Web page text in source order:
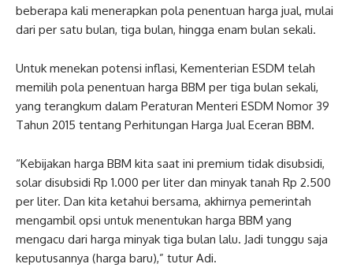
beberapa kali menerapkan pola penentuan harga jual, mulai
dari per satu bulan, tiga bulan, hingga enam bulan sekali.
Untuk menekan potensi inflasi, Kementerian ESDM telah
memilih pola penentuan harga BBM per tiga bulan sekali,
yang terangkum dalam Peraturan Menteri ESDM Nomor 39
Tahun 2015 tentang Perhitungan Harga Jual Eceran BBM.
“Kebijakan harga BBM kita saat ini premium tidak disubsidi,
solar disubsidi Rp 1.000 per liter dan minyak tanah Rp 2.500
per liter. Dan kita ketahui bersama, akhirnya pemerintah
mengambil opsi untuk menentukan harga BBM yang
mengacu dari harga minyak tiga bulan lalu. Jadi tunggu saja
keputusannya (harga baru),” tutur Adi.